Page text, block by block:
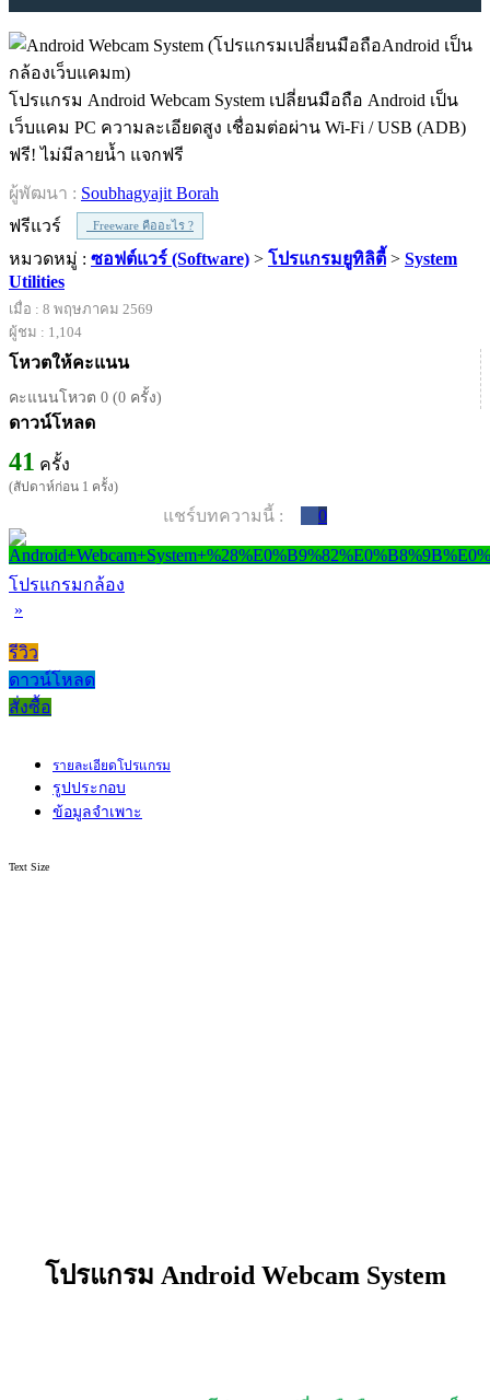
โปรแกรม Android Webcam System เปลี่ยนมือถือ Android เป็น
เว็บแคม PC ความละเอียดสูง เชื่อมต่อผ่าน Wi-Fi / USB (ADB)
ฟรี! ไม่มีลายน้ำ แจกฟรี
ผู้พัฒนา : Soubhagyajit Borah
ฟรีแวร์
Freeware คืออะไร ?
หมวดหมู่ : ซอฟต์แวร์ (Software) > โปรแกรมยูทิลิตี้ > System
Utilities
เมื่อ : 8 พฤษภาคม 2569
ผู้ชม : 1,104
โหวตให้คะแนน
คะแนนโหวต 0 (0 ครั้ง)
ดาวน์โหลด
41 ครั้ง
(สัปดาห์ก่อน 1 ครั้ง)
แชร์บทความนี้ : 0
โปรแกรมกล้อง
»
รีวิว
ดาวน์โหลด
สั่งซื้อ
รายละเอียดโปรแกรม
รูปประกอบ
ข้อมูลจำเพาะ
Text Size
โปรแกรม Android Webcam System